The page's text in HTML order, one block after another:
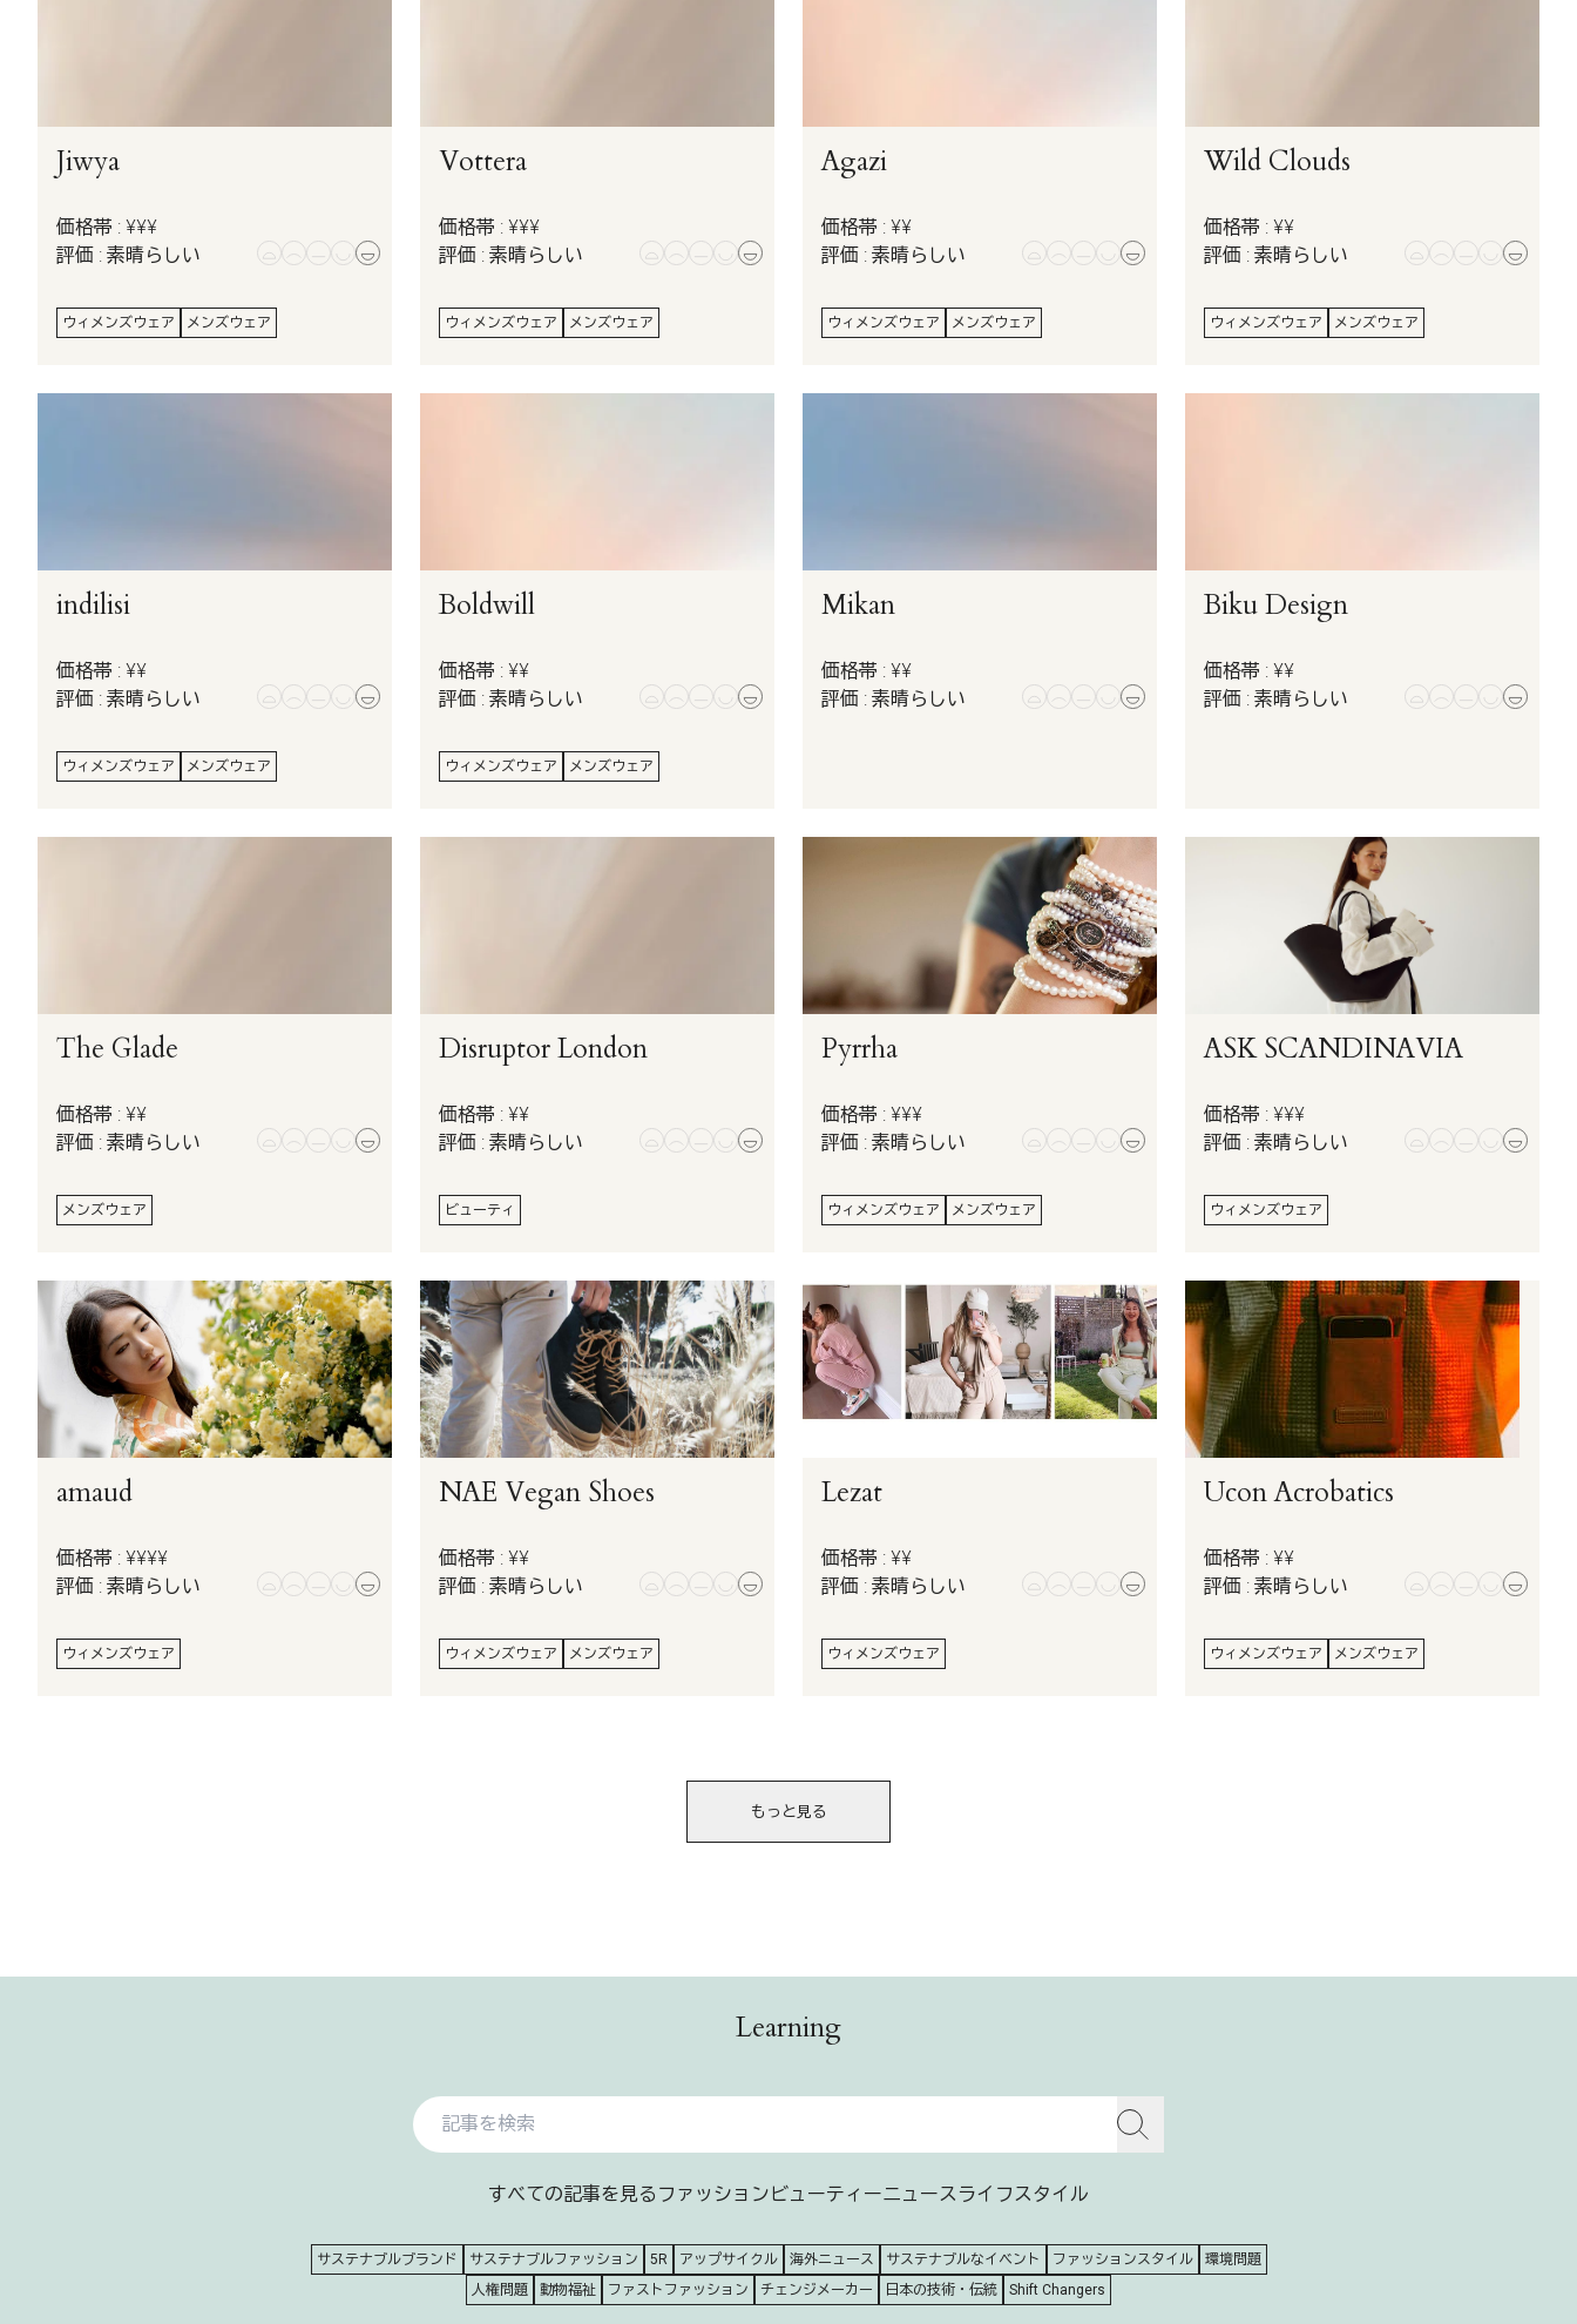
Jiwya
価格帯 : ¥¥¥
評価 : 素晴らしい
ウィメンズウェア メンズウェア
Vottera
価格帯 : ¥¥¥
評価 : 素晴らしい
ウィメンズウェア メンズウェア
Agazi
価格帯 : ¥¥
評価 : 素晴らしい
ウィメンズウェア メンズウェア
Wild Clouds
価格帯 : ¥¥
評価 : 素晴らしい
ウィメンズウェア メンズウェア
indilisi
価格帯 : ¥¥
評価 : 素晴らしい
ウィメンズウェア メンズウェア
Boldwill
価格帯 : ¥¥
評価 : 素晴らしい
ウィメンズウェア メンズウェア
Mikan
価格帯 : ¥¥
評価 : 素晴らしい
Biku Design
価格帯 : ¥¥
評価 : 素晴らしい
The Glade
価格帯 : ¥¥
評価 : 素晴らしい
メンズウェア
Disruptor London
価格帯 : ¥¥
評価 : 素晴らしい
ビューティ
Pyrrha
価格帯 : ¥¥¥
評価 : 素晴らしい
ウィメンズウェア メンズウェア
ASK SCANDINAVIA
価格帯 : ¥¥¥
評価 : 素晴らしい
ウィメンズウェア
amaud
価格帯 : ¥¥¥¥
評価 : 素晴らしい
ウィメンズウェア
NAE Vegan Shoes
価格帯 : ¥¥
評価 : 素晴らしい
ウィメンズウェア メンズウェア
Lezat
価格帯 : ¥¥
評価 : 素晴らしい
ウィメンズウェア
Ucon Acrobatics
価格帯 : ¥¥
評価 : 素晴らしい
ウィメンズウェア メンズウェア
もっと見る
Learning
すべての記事を見る ファッションビューティーニュース ライフスタイル
サステナブルブランド サステナブルファッション 5R アップサイクル 海外ニュース サステナブルなイベント ファッションスタイル
環境問題
人権問題
動物福祉 ファストファッション チェンジメーカー 日本の技術・伝統 Shift Changers